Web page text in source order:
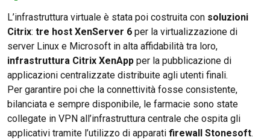
L’infrastruttura virtuale è stata poi costruita con soluzioni
Citrix: tre host XenServer 6 per la virtualizzazione di
server Linux e Microsoft in alta affidabilità tra loro,
infrastruttura Citrix XenApp per la pubblicazione di
applicazioni centralizzate distribuite agli utenti finali.
Per garantire poi che la connettività fosse consistente,
bilanciata e sempre disponibile, le farmacie sono state
collegate in VPN all’infrastruttura centrale che ospita gli
applicativi tramite l’utilizzo di apparati firewall Stonesoft.